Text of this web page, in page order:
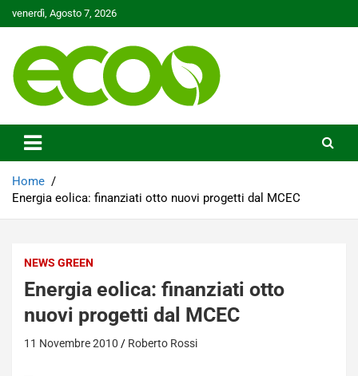
to
venerdì, Agosto 7, 2026
Ecoo.it
Home
Energia eolica: finanziati otto nuovi progetti dal MCEC
NEWS GREEN
Energia eolica: finanziati otto
nuovi progetti dal MCEC
11 Novembre 2010 Roberto Rossi